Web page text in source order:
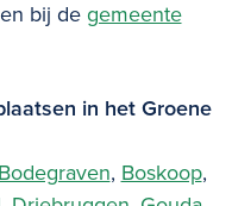
bij degemeente
in het Groene
Bodegraven, Boskoop,